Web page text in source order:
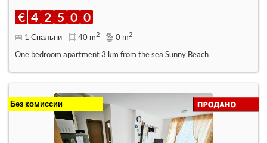
€ 4 2 5 0 0
1 Спальни 40 m2 0 m2
One bedroom apartment 3 km from the sea Sunny Beach
Без комиссии